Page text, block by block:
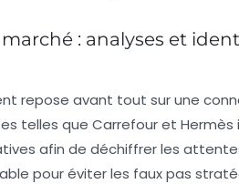
: analyses et
repose avant tout sur une
telles que Carrefour et
afin de déchiffrer les
pour éviter les faux pas